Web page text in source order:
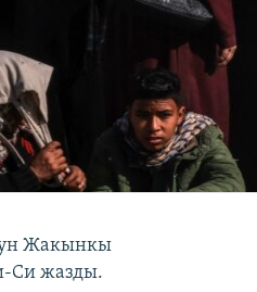
Жакынкы
Си жазды.